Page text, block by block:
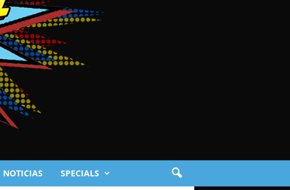
NOTICIAS SPECIALS